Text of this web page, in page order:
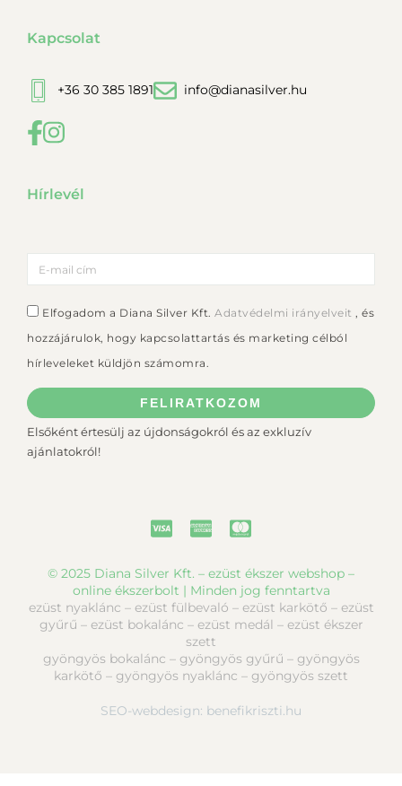
Kapcsolat
+36 30 385 1891 info@dianasilver.hu
Hírlevél
Elfogadom a Diana Silver Kft. Adatvédelmi irányelveit , és
hozzájárulok, hogy kapcsolattartás és marketing célból
hírleveleket küldjön számomra.
FELIRATKOZOM
Elsőként értesülj az újdonságokról és az exkluzív
ajánlatokról!
© 2025 Diana Silver Kft. – ezüst ékszer webshop –
online ékszerbolt | Minden jog fenntartva
ezüst nyaklánc – ezüst fülbevaló – ezüst karkötő – ezüst
gyűrű – ezüst bokalánc – ezüst medál – ezüst ékszer
szett
gyöngyös bokalánc – gyöngyös gyűrű – gyöngyös
karkötő – gyöngyös nyaklánc – gyöngyös szett
SEO-webdesign: benefikriszti.hu